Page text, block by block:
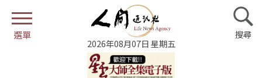
2026年08月07日 星期五